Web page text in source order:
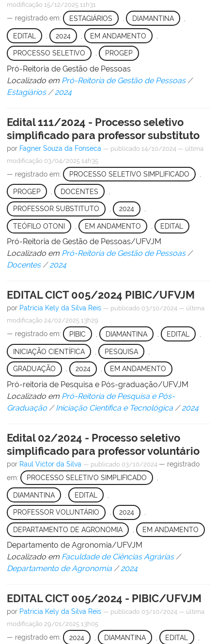
modificação 15/12/2025 11h31
— registrado em: ESTAGIÁRIOS DIAMANTINA
EDITAL 2024 EM ANDAMENTO
PROCESSO SELETIVO , PROGEP
Pró-Reitoria de Gestão de Pessoas
Localizado em Pró-Reitoria de Gestão de Pessoas /
Estagiários /2024
Edital 111/2024 - Processo seletivo
simplificado para professor substituto
por Fagner Souza da Fonseca — publicado 14/10/2024 — última
modificação 03/04/2025 14h35
— registrado em: PROCESSO SELETIVO SIMPLIFICADO
PROGEP DOCENTES
PROFESSOR SUBSTITUTO , 2024 ,
TEÓFILO OTONI EM ANDAMENTO EDITAL
Pró-Reitoria de Gestão de Pessoas/UFVJM
Localizado em Pró-Reitoria de Gestão de Pessoas /
Docentes /2024
EDITAL CICT 005/2024 PIBIC/UFVJM
por Patricia Kely da Silva Reis — publicado 03/10/2024 — última
modificação 24/02/2025 13h29
— registrado em: PIBIC DIAMANTINA EDITAL
INICIAÇÃO CIENTÍFICA PESQUISA
GRADUAÇÃO , 2024 , EM ANDAMENTO
Pró-reitoria de Pesquisa e Pós-graduação/UFVJM
Localizado em Pró-Reitoria de Pesquisa e Pós-
Graduação /Iniciação Científica e Tecnológica /2024
Edital 02/2024 - Processo seletivo
simplificado para professor voluntário
por Raul Victor da Silva — publicado 03/10/2024 — registrado
em:
PROCESSO SELETIVO SIMPLIFICADO
DIAMANTINA EDITAL
PROFESSOR VOLUNTÁRIO , 2024 ,
DEPARTAMENTO DE AGRONOMIA EM ANDAMENTO
Departamento de Agronomia/UFVJM
Localizado em Faculdade de Ciências Agrárias /
Departamento de Agronomia /2024
EDITAL CICT 005/2024 - PIBIC/UFVJM
por Patricia Kely da Silva Reis — publicado 03/10/2024 — última
modificação 29/01/2025 13h05
— registrado em: 2024 DIAMANTINA EDITAL